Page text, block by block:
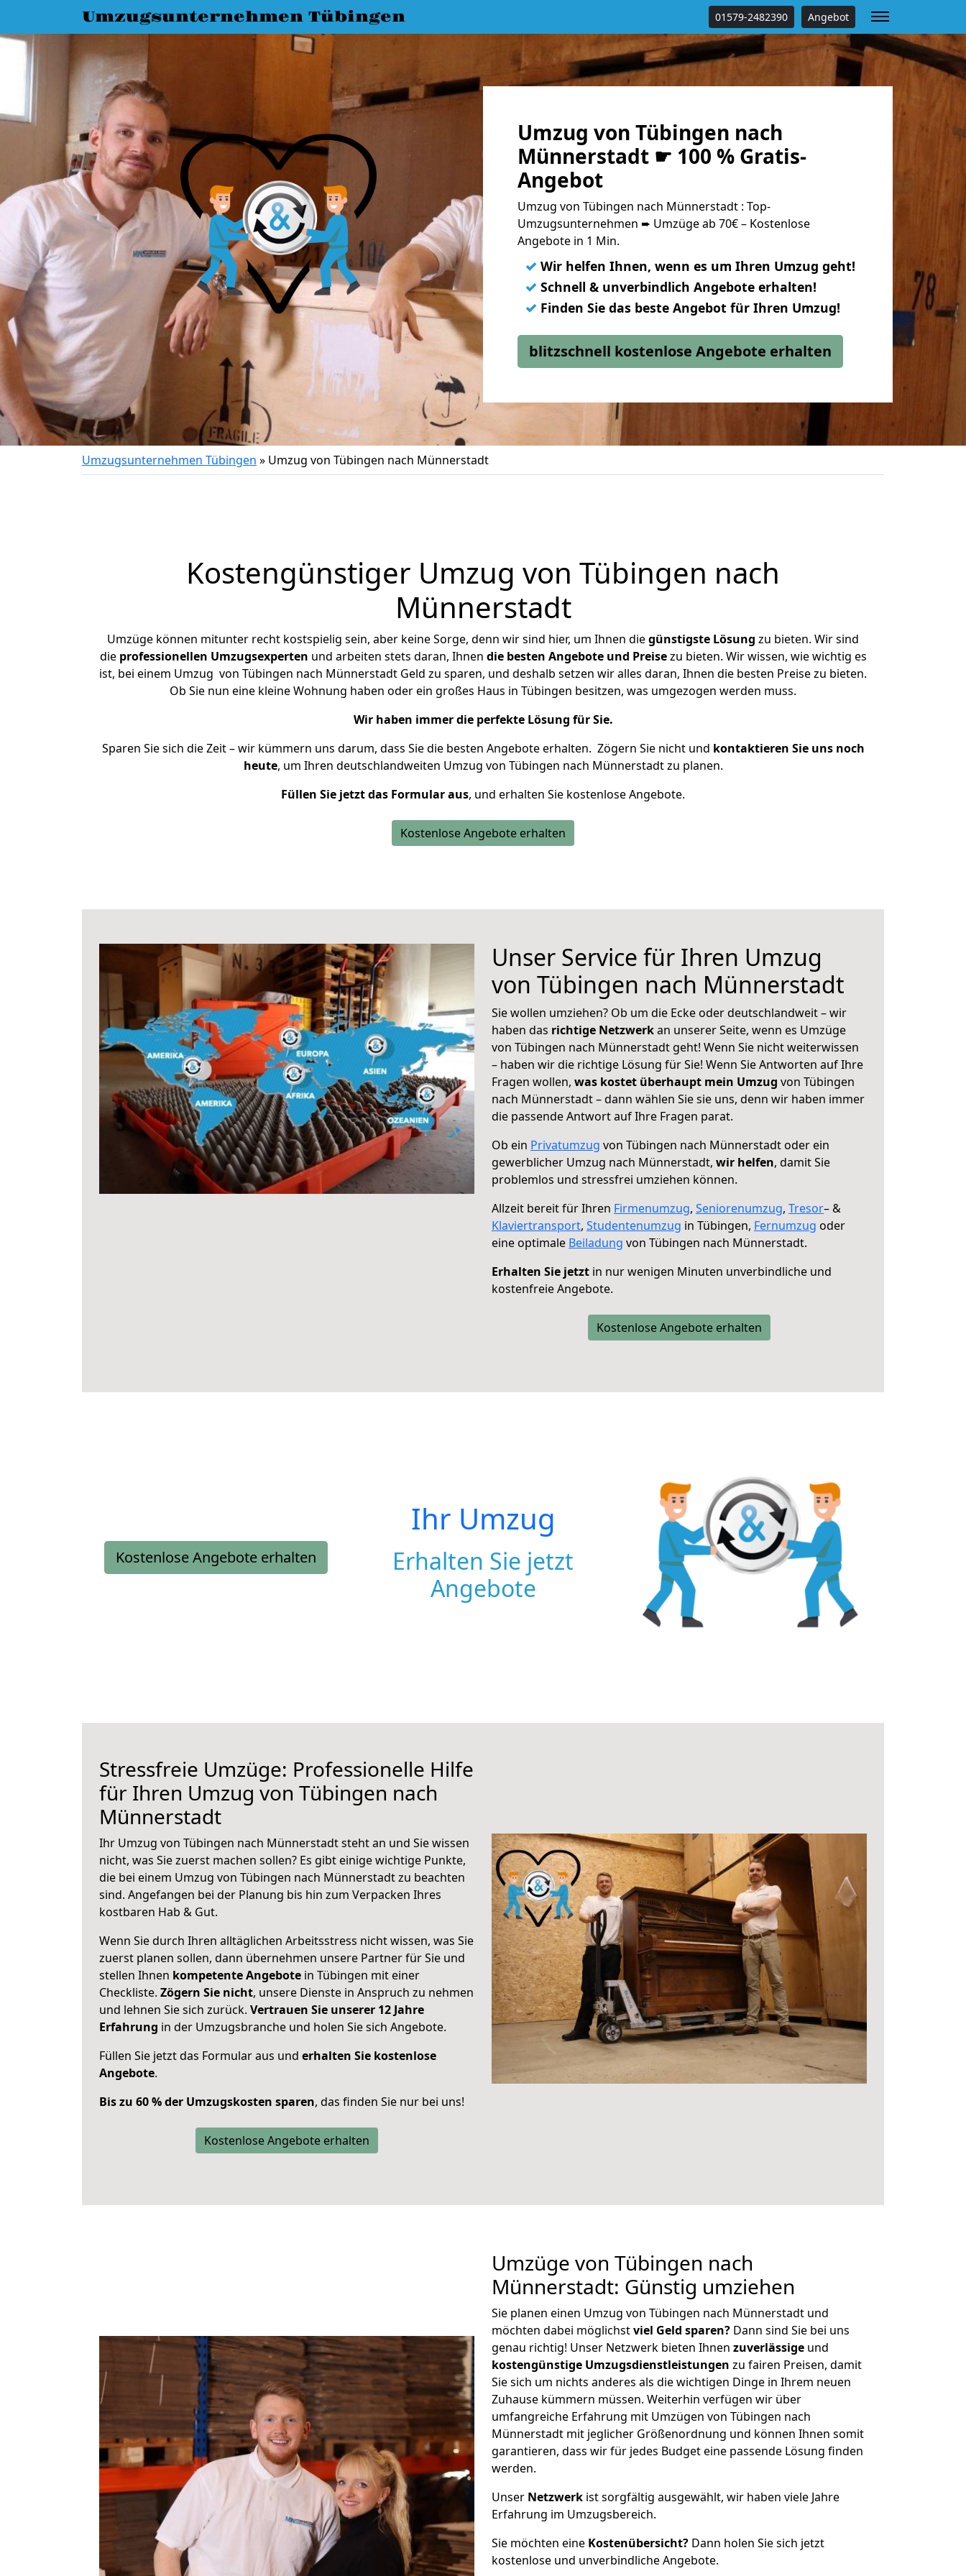
Umzugsunternehmen Tübingen 01579-2482390 Angebot
Umzug von Tübingen nach
Münnerstadt ☛ 100 % Gratis-
Angebot
Umzug von Tübingen nach Münnerstadt : Top-
Umzugsunternehmen ➨ Umzüge ab 70€ – Kostenlose
Angebote in 1 Min.
✓ Wir helfen Ihnen, wenn es um Ihren Umzug geht!
✓ Schnell & unverbindlich Angebote erhalten!
✓ Finden Sie das beste Angebot für Ihren Umzug!
blitzschnell kostenlose Angebote erhalten
Umzugsunternehmen Tübingen » Umzug von Tübingen nach Münnerstadt
Kostengünstiger Umzug von Tübingen nach
Münnerstadt
Umzüge können mitunter recht kostspielig sein, aber keine Sorge, denn wir sind hier, um Ihnen diegünstigste Lösung zu bieten. Wir sind
die professionellen Umzugsexperten und arbeiten stets daran, Ihnen die besten Angebote und Preisezu bieten. Wir wissen, wie wichtig es
ist, bei einem Umzug von Tübingen nach Münnerstadt Geld zu sparen, und deshalb setzen wir alles daran, Ihnen die besten Preise zu bieten.
Ob Sie nun eine kleine Wohnung haben oder ein großes Haus in Tübingen besitzen, was umgezogen werden muss.
Wir haben immer die perfekte Lösung für Sie.
Sparen Sie sich die Zeit – wir kümmern uns darum, dass Sie die besten Angebote erhalten. Zögern Sie nicht und kontaktieren Sie uns noch
heute, um Ihren deutschlandweiten Umzug von Tübingen nach Münnerstadt zu planen.
Füllen Sie jetzt das Formular aus, und erhalten Sie kostenlose Angebote.
Kostenlose Angebote erhalten
Unser Service für Ihren Umzug
von Tübingen nach Münnerstadt
Sie wollen umziehen? Ob um die Ecke oder deutschlandweit – wir
haben das richtige Netzwerkan unserer Seite, wenn es Umzüge
von Tübingen nach Münnerstadt geht! Wenn Sie nicht weiterwissen
– haben wir die richtige Lösung für Sie! Wenn Sie Antworten auf Ihre
Fragen wollen, was kostet überhaupt mein Umzug von Tübingen
nach Münnerstadt – dann wählen Sie sie uns, denn wir haben immer
die passende Antwort auf Ihre Fragen parat.
Ob ein Privatumzug von Tübingen nach Münnerstadt oder ein
gewerblicher Umzug nach Münnerstadt, wir helfen, damit Sie
problemlos und stressfrei umziehen können.
Allzeit bereit für Ihren Firmenumzug, Seniorenumzug, Tresor– &
Klaviertransport, Studentenumzug in Tübingen, Fernumzug oder
eine optimale Beiladung von Tübingen nach Münnerstadt.
Erhalten Sie jetzt in nur wenigen Minuten unverbindliche und
kostenfreie Angebote.
Kostenlose Angebote erhalten
Kostenlose Angebote erhalten
Ihr Umzug
Erhalten Sie jetzt
Angebote
Stressfreie Umzüge: Professionelle Hilfe
für Ihren Umzug von Tübingen nach
Münnerstadt
Ihr Umzug von Tübingen nach Münnerstadt steht an und Sie wissen
nicht, was Sie zuerst machen sollen? Es gibt einige wichtige Punkte,
die bei einem Umzug von Tübingen nach Münnerstadt zu beachten
sind. Angefangen bei der Planung bis hin zum Verpacken Ihres
kostbaren Hab & Gut.
Wenn Sie durch Ihren alltäglichen Arbeitsstress nicht wissen, was Sie
zuerst planen sollen, dann übernehmen unsere Partner für Sie und
stellen Ihnen kompetente Angebote in Tübingen mit einer
Checkliste. Zögern Sie nicht, unsere Dienste in Anspruch zu nehmen
und lehnen Sie sich zurück. Vertrauen Sie unserer 12 Jahre
Erfahrung in der Umzugsbranche und holen Sie sich Angebote.
Füllen Sie jetzt das Formular aus und erhalten Sie kostenlose
Angebote.
Bis zu 60 % der Umzugskosten sparen, das finden Sie nur bei uns!
Kostenlose Angebote erhalten
Umzüge von Tübingen nach
Münnerstadt: Günstig umziehen
Sie planen einen Umzug von Tübingen nach Münnerstadt und
möchten dabei möglichstviel Geld sparen? Dann sind Sie bei uns
genau richtig! Unser Netzwerk bieten Ihnen zuverlässige und
kostengünstige Umzugsdienstleistungen zu fairen Preisen, damit
Sie sich um nichts anderes als die wichtigen Dinge in Ihrem neuen
Zuhause kümmern müssen. Weiterhin verfügen wir über
umfangreiche Erfahrung mit Umzügen von Tübingen nach
Münnerstadt mit jeglicher Größenordnung und können Ihnen somit
garantieren, dass wir für jedes Budget eine passende Lösung finden
werden.
Unser Netzwerk ist sorgfältig ausgewählt, wir haben viele Jahre
Erfahrung im Umzugsbereich.
Sie möchten eine Kostenübersicht? Dann holen Sie sich jetzt
kostenlose und unverbindliche Angebote.